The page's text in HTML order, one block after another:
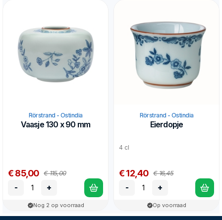
Rörstrand - Ostindia
Vaasje 130 x 90 mm
€ 85,00 € 115,00
- +
Nog 2 op voorraad
Rörstrand - Ostindia
Eierdopje
4 cl
€ 12,40 € 16,45
- +
Op voorraad